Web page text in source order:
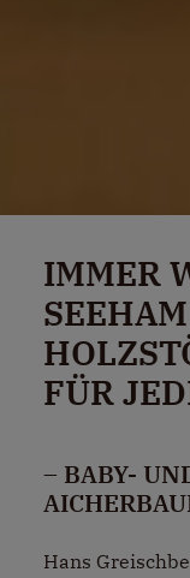
IMMER
FÜR
– BABY-
Hans